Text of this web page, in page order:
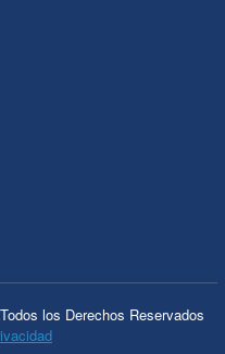
los Derechos Reservados